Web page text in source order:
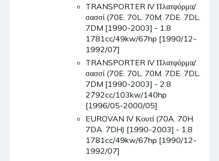
TRANSPORTER IV Πλατφόρμα/
σασσί (70E. 70L. 70M. 7DE. 7DL.
7DM [1990-2003] - 1.8
1781cc/49kw/67hp [1990/12-
1992/07]
TRANSPORTER IV Πλατφόρμα/
σασσί (70E. 70L. 70M. 7DE. 7DL.
7DM [1990-2003] - 2.8
2792cc/103kw/140hp
[1996/05-2000/05]
EUROVAN IV Κουτί (70A. 70H.
7DA. 7DH) [1990-2003] - 1.8
1781cc/49kw/67hp [1990/12-
1992/07]